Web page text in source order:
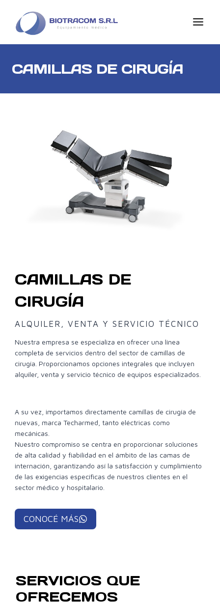
content
CAMILLAS DE CIRUGÍA
CAMILLAS DE
CIRUGÍA
ALQUILER, VENTA Y SERVICIO TÉCNICO
Nuestra empresa se especializa en ofrecer una línea
completa de servicios dentro del sector de camillas de
cirugía. Proporcionamos opciones integrales que incluyen
alquiler, venta y servicio técnico de equipos especializados.
A su vez, importamos directamente camillas de cirugía de
nuevas, marca Techarmed, tanto eléctricas como
mecánicas.
Nuestro compromiso se centra en proporcionar soluciones
de alta calidad y fiabilidad en el ámbito de las camas de
internación, garantizando así la satisfacción y cumplimiento
de las exigencias específicas de nuestros clientes en el
sector médico y hospitalario.
CONOCÉ MÁS
SERVICIOS QUE
OFRECEMOS